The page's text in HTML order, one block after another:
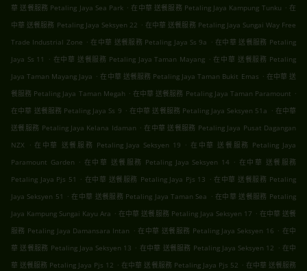
華 送餐服務 Petaling Jaya Sea Park . 在中華 送餐服務 Petaling Jaya Kampung Tunku . 在
中華 送餐服務 Petaling Jaya Seksyen 22 . 在中華 送餐服務 Petaling Jaya Sungai Way Free
Trade Industrial Zone . 在中華 送餐服務 Petaling Jaya Ss 9a . 在中華 送餐服務 Petaling
Jaya Ss 11
. 在中華 送餐服務 Petaling Jaya Taman Mayang . 在中華 送餐服務 Petaling
Jaya Taman Mayang Jaya . 在中華 送餐服務 Petaling Jaya Taman Bukit Emas . 在中華 送
餐服務 Petaling Jaya Taman Megah . 在中華 送餐服務 Petaling Jaya Taman Paramount .
在中華 送餐服務 Petaling Jaya Ss 9 . 在中華 送餐服務 Petaling Jaya Seksyen 51a . 在中華
送餐服務 Petaling Jaya Kelana Idaman . 在中華 送餐服務 Petaling Jaya Pusat Dagangan
NZX
. 在中華 送餐服務 Petaling Jaya Seksyen 19 . 在中華 送餐服務 Petaling Jaya
Paramount Garden . 在中華 送餐服務 Petaling Jaya Seksyen 14 . 在中華 送餐服務
Petaling Jaya Pjs 51
. 在中華 送餐服務 Petaling Jaya Pjs 13 . 在中華 送餐服務 Petaling
Jaya Seksyen 51
. 在中華 送餐服務 Petaling Jaya Taman Sea . 在中華 送餐服務 Petaling
Jaya Kampung Sungai Kayu Ara . 在中華 送餐服務 Petaling Jaya Seksyen 17 . 在中華 送餐
服務 Petaling Jaya Damansara Intan . 在中華 送餐服務 Petaling Jaya Seksyen 16 . 在中
華 送餐服務 Petaling Jaya Seksyen 13 . 在中華 送餐服務 Petaling Jaya Seksyen 12 . 在中
華 送餐服務 Petaling Jaya Pjs 12 . 在中華 送餐服務 Petaling Jaya Pjs 52 . 在中華 送餐服務